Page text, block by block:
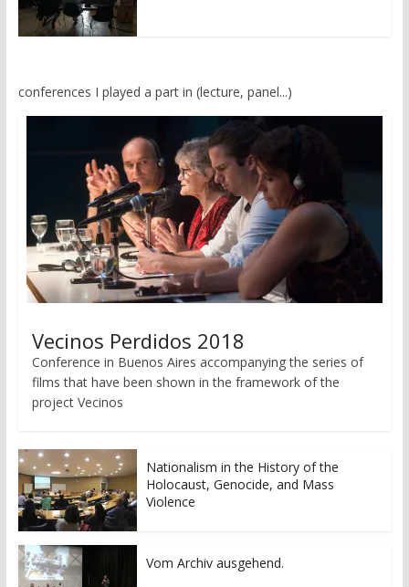
conferences I played a part in (lecture, panel...)
Vecinos Perdidos 2018
Conference in Buenos Aires accompanying the series of
films that have been shown in the framework of the
project Vecinos
Nationalism in the History of the
Holocaust, Genocide, and Mass
Violence
Vom Archiv ausgehend.